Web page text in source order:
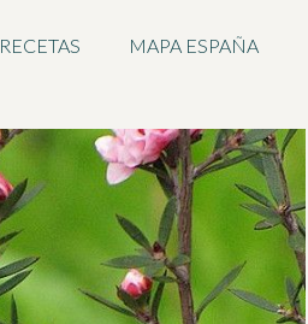
RECETAS MAPA ESPAÑA